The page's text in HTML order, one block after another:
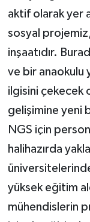
aktif olarak yer
sosyal
inşaatıdır.
ve bir anaokulu
ilgisini çekecek
gelişimine yeni
NGS için
halihazırda
yüksek eğitim
mühendislerin